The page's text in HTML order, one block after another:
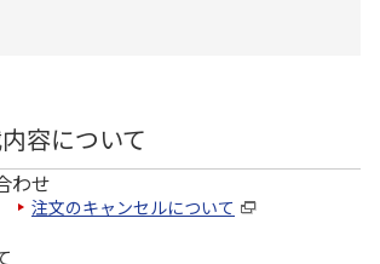
容について
わせ
注文のキャンセルについて